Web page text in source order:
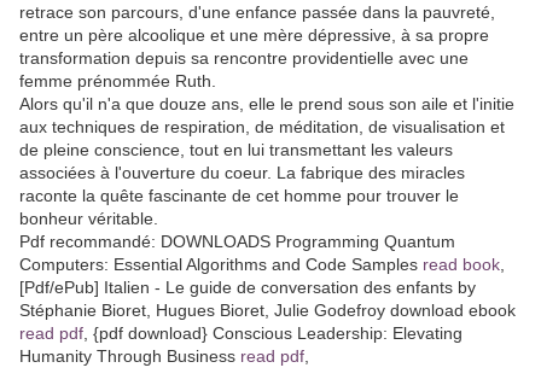
retrace son parcours, d'une enfance passée dans la pauvreté,
entre un père alcoolique et une mère dépressive, à sa propre
transformation depuis sa rencontre providentielle avec une
femme prénommée Ruth.
Alors qu'il n'a que douze ans, elle le prend sous son aile et l'initie
aux techniques de respiration, de méditation, de visualisation et
de pleine conscience, tout en lui transmettant les valeurs
associées à l'ouverture du coeur. La fabrique des miracles
raconte la quête fascinante de cet homme pour trouver le
bonheur véritable.
Pdf recommandé: DOWNLOADS Programming Quantum
Computers: Essential Algorithms and Code Samples read book
[Pdf/ePub] Italien - Le guide de conversation des enfants by
Stéphanie Bioret, Hugues Bioret, Julie Godefroy download ebook
read pdf , {pdf download} Conscious Leadership: Elevating
Humanity Through Business read pdf